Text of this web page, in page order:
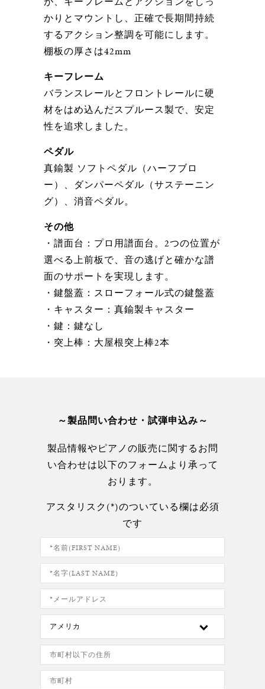
かりとマウントし、正確で長期間持続
するアクション整調を可能にします。
棚板の厚さは42mm
キーフレーム
バランスレールとフロントレールに硬
材をはめ込んだスプルース製で、安定
性を追求しました。
ペダル
真鍮製 ソフトペダル（ハーフブロ
ー）、ダンパーペダル（サステーニン
グ）、消音ペダル。
その他
・譜面台：プロ用譜面台。2つの位置が
選べる上前板で、音の逃げと確かな譜
面のサポートを実現します。
・鍵盤蓋：スローフォール式の鍵盤蓋
・キャスター：真鍮製キャスター
・鍵：鍵なし
・突上棒：大屋根突上棒2本
～製品問い合わせ・試弾申込み～
製品情報やピアノの販売に関するお問
い合わせは以下のフォームより承って
おります。
アスタリスク(*)のついている欄は必須
です